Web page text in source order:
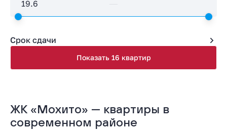
Срок сдачи
Показать 16 квартир
ЖК «Мохито» — квартиры в
современном районе